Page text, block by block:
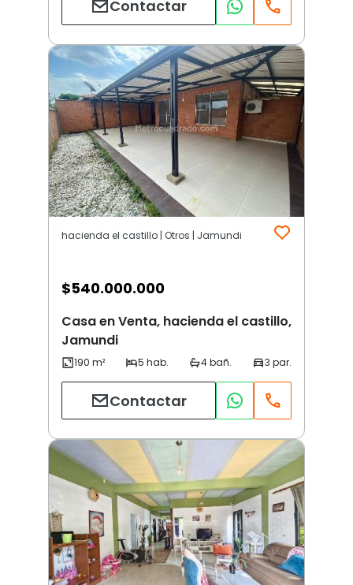
Contactar
hacienda el castillo | Otros | Jamundi
$540.000.000
Casa en Venta, hacienda el castillo,
Jamundi
Contactar